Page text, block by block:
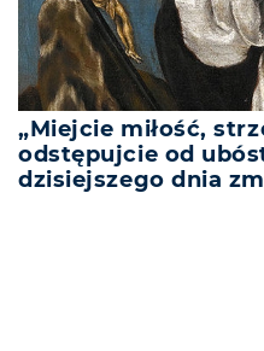
„Miejcie miłość,
odstępujcie od
dzisiejszego dnia